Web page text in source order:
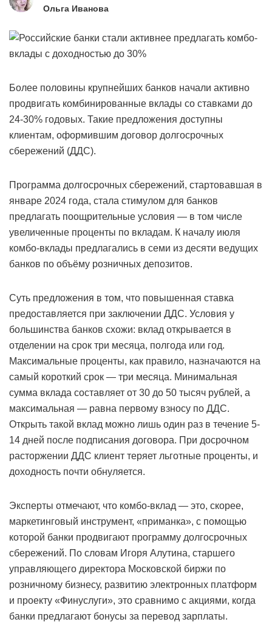
Ольга Иванова
Более половины крупнейших банков начали активно
продвигать комбинированные вклады со ставками до
24-30% годовых. Такие предложения доступны
клиентам, оформившим договор долгосрочных
сбережений (ДДС).
Программа долгосрочных сбережений, стартовавшая в
январе 2024 года, стала стимулом для банков
предлагать поощрительные условия — в том числе
увеличенные проценты по вкладам. К началу июля
комбо-вклады предлагались в семи из десяти ведущих
банков по объёму розничных депозитов.
Суть предложения в том, что повышенная ставка
предоставляется при заключении ДДС. Условия у
большинства банков схожи: вклад открывается в
отделении на срок три месяца, полгода или год.
Максимальные проценты, как правило, назначаются на
самый короткий срок — три месяца. Минимальная
сумма вклада составляет от 30 до 50 тысяч рублей, а
максимальная — равна первому взносу по ДДС.
Открыть такой вклад можно лишь один раз в течение 5-
14 дней после подписания договора. При досрочном
расторжении ДДС клиент теряет льготные проценты, и
доходность почти обнуляется.
Эксперты отмечают, что комбо-вклад — это, скорее,
маркетинговый инструмент, «приманка», с помощью
которой банки продвигают программу долгосрочных
сбережений. По словам Игоря Алутина, старшего
управляющего директора Московской биржи по
розничному бизнесу, развитию электронных платформ
и проекту «Финуслуги», это сравнимо с акциями, когда
банки предлагают бонусы за перевод зарплаты.